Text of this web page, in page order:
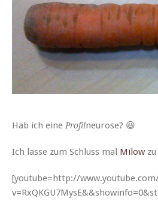
Hab ich eine Pro­filneu­rose? 😆
Ich lasse zum Schluss mal Milow
[youtube=http://